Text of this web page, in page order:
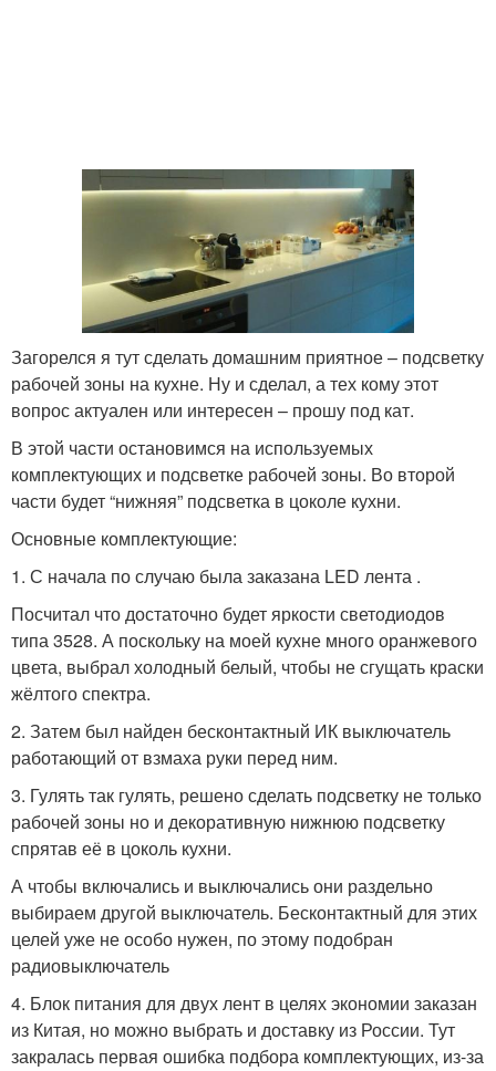
Загорелся я тут сделать домашним приятное – подсветку
рабочей зоны на кухне. Ну и сделал, а тех кому этот
вопрос актуален или интересен – прошу под кат.
В этой части остановимся на используемых
комплектующих и подсветке рабочей зоны. Во второй
части будет “нижняя” подсветка в цоколе кухни.
Основные комплектующие:
1. С начала по случаю была заказана LED лента .
Посчитал что достаточно будет яркости светодиодов
типа 3528. А поскольку на моей кухне много оранжевого
цвета, выбрал холодный белый, чтобы не сгущать краски
жёлтого спектра.
2. Затем был найден бесконтактный ИК выключатель
работающий от взмаха руки перед ним.
3. Гулять так гулять, решено сделать подсветку не только
рабочей зоны но и декоративную нижнюю подсветку
спрятав её в цоколь кухни.
А чтобы включались и выключались они раздельно
выбираем другой выключатель. Бесконтактный для этих
целей уже не особо нужен, по этому подобран
радиовыключатель
4. Блок питания для двух лент в целях экономии заказан
из Китая, но можно выбрать и доставку из России. Тут
закралась первая ошибка подбора комплектующих, из-за